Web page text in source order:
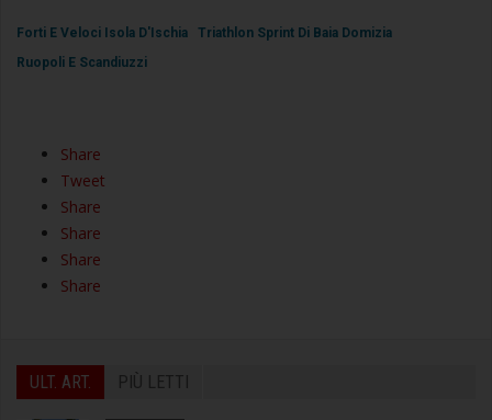
Forti E Veloci Isola D'Ischia
Triathlon Sprint Di Baia Domizia
Ruopoli E Scandiuzzi
Share
Tweet
Share
Share
Share
Share
ULT. ART. PIÙ LETTI